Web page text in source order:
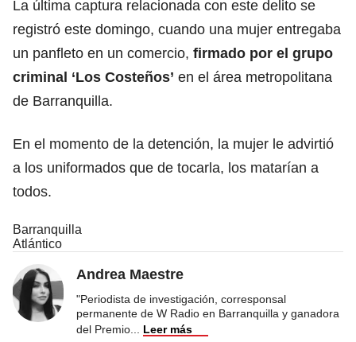
La última captura relacionada con este delito se
registró este domingo, cuando una mujer entregaba
un panfleto en un comercio, firmado por el grupo
criminal ‘Los Costeños’ en el área metropolitana
de Barranquilla.
En el momento de la detención, la mujer le advirtió
a los uniformados que de tocarla, los matarían a
todos.
Barranquilla
Atlántico
Andrea Maestre
"Periodista de investigación, corresponsal
permanente de W Radio en Barranquilla y ganadora
del Premio
Leer más